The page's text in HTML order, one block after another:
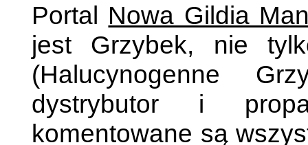
Portal Nowa Gildia
jest Grzybek, nie
(Halucynogenne
dystrybutor i
komentowane są